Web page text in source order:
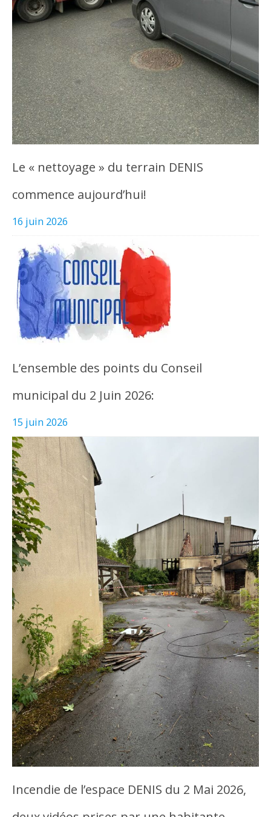
Le « nettoyage » du terrain DENIS
commence aujourd’hui!
16 juin 2026
L’ensemble des points du Conseil
municipal du 2 Juin 2026:
15 juin 2026
Incendie de l’espace DENIS du 2 Mai 2026,